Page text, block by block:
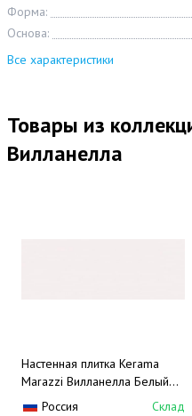
Форма:
Основа:
Все характеристики
Товары из
Вилланелла
Настенная плитка Kerama
Marazzi Вилланелла Белый
15000 15x40
Россия Склад